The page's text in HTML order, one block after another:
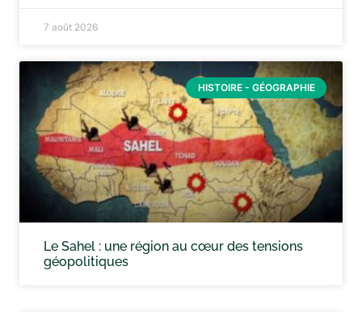
7 août 2026
HISTOIRE - GÉOGRAPHIE
Le Sahel : une région au cœur des tensions
géopolitiques